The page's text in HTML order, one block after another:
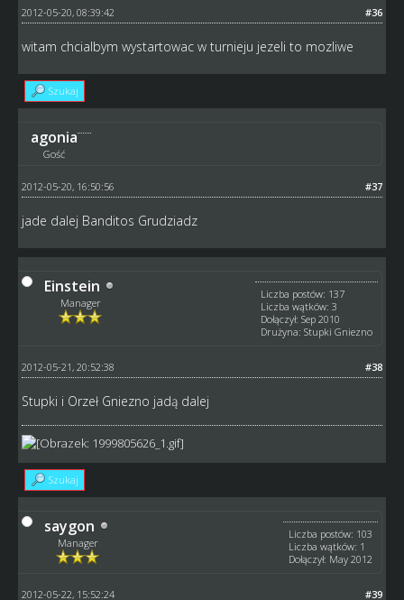
#36
2012-05-20, 08:39:42
witam chcialbym wystartowac w turnieju jezeli to mozliwe
Szukaj
agonia
Gość
#37
2012-05-20, 16:50:56
jade dalej Banditos Grudziadz
Einstein
Manager
Liczba postów: 137
Liczba wątków: 3
Dołączył: Sep 2010
Drużyna: Stupki Gniezno
#38
2012-05-21, 20:52:38
Stupki i Orzeł Gniezno jadą dalej
Szukaj
saygon
Manager
Liczba postów: 103
Liczba wątków: 1
Dołączył: May 2012
#39
2012-05-22, 15:52:24